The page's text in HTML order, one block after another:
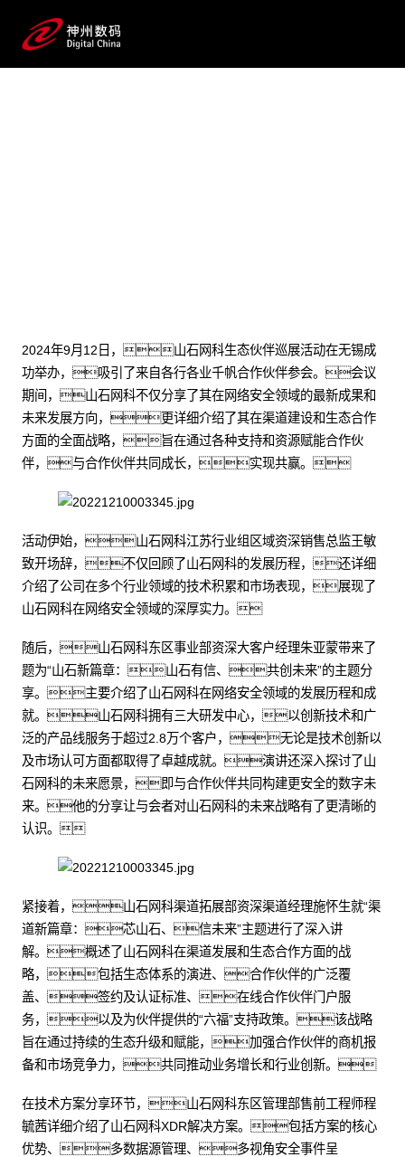
2024年9月12日，山石网科生态伙伴巡展活动在无锡成
功举办，吸引了来自各行各业千帆合作伙伴参会。会议
期间，山石网科不仅分享了其在网络安全领域的最新成果和
未来发展方向，更详细介绍了其在渠道建设和生态合作
方面的全面战略，旨在通过各种支持和资源赋能合作伙
伴，与合作伙伴共同成长，实现共赢。
活动伊始，山石网科江苏行业组区域资深销售总监王敏
致开场辞，不仅回顾了山石网科的发展历程，还详细
介绍了公司在多个行业领域的技术积累和市场表现，展现了
山石网科在网络安全领域的深厚实力。
随后，山石网科东区事业部资深大客户经理朱亚蒙带来了
题为“山石新篇章：山石有信、共创未来”的主题分
享。主要介绍了山石网科在网络安全领域的发展历程和成
就。山石网科拥有三大研发中心，以创新技术和广
泛的产品线服务于超过2.8万个客户，无论是技术创新以
及市场认可方面都取得了卓越成就。演讲还深入探讨了山
石网科的未来愿景，即与合作伙伴共同构建更安全的数字未
来。他的分享让与会者对山石网科的未来战略有了更清晰的
认识。
紧接着，山石网科渠道拓展部资深渠道经理施怀生就“渠
道新篇章：芯山石、信未来”主题进行了深入讲
解。概述了山石网科在渠道发展和生态合作方面的战
略，包括生态体系的演进、合作伙伴的广泛覆
盖、签约及认证标准、在线合作伙伴门户服
务，以及为伙伴提供的“六福”支持政策。该战略
旨在通过持续的生态升级和赋能，加强合作伙伴的商机报
备和市场竞争力，共同推动业务增长和行业创新。
在技术方案分享环节，山石网科东区管理部售前工程师程
毓茜详细介绍了山石网科XDR解决方案。包括方案的核心
优势、多数据源管理、多视角安全事件呈